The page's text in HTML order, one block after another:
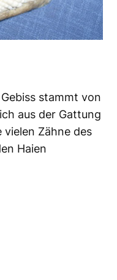
stammt von
aus der Gattung
Zähne des
Haien